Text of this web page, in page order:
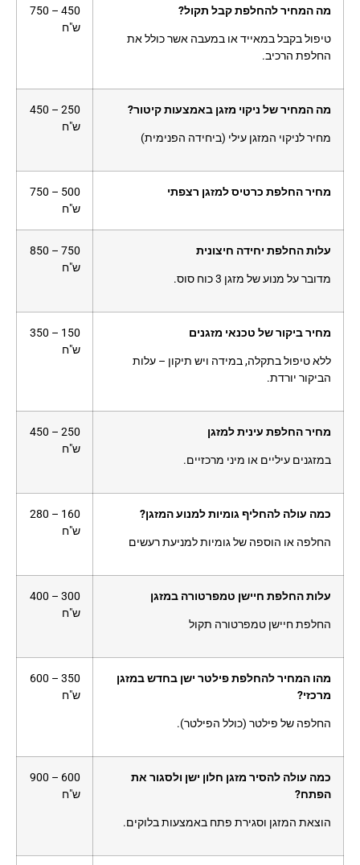
מה המחיר להחלפת קבל תקול?
טיפול בקבל במאייד או במעבה אשר כולל את
החלפת הרכיב.
450 – 750
ש"ח
מה המחיר של ניקוי מזגן באמצעות קיטור?
מחיר לניקוי המזגן עילי (ביחידה הפנימית)
250 – 450
ש"ח
מחיר החלפת כרטיס למזגן רצפתי
500 – 750
ש"ח
עלות החלפת יחידה חיצונית
מדובר על מנוע של מזגן 3 כוח סוס.
750 – 850
ש"ח
מחיר ביקור של טכנאי מזגנים
ללא טיפול בתקלה, במידה ויש תיקון – עלות
הביקור יורדת.
150 – 350
ש"ח
מחיר החלפת עינית למזגן
במזגנים עיליים או מיני מרכזיים.
250 – 450
ש"ח
כמה עולה להחליף גומיות למנוע המזגן?
החלפה או הוספה של גומיות למניעת רעשים
160 – 280
ש"ח
עלות החלפת חיישן טמפרטורה במזגן
החלפת חיישן טמפרטורה תקול
300 – 400
ש"ח
מהו המחיר להחלפת פילטר ישן בחדש במזגן
מרכזי?
החלפה של פילטר (כולל הפילטר).
350 – 600
ש"ח
כמה עולה להסיר מזגן חלון ישן ולסגור את
הפתח?
הוצאת המזגן וסגירת פתח באמצעות בלוקים.
600 – 900
ש"ח